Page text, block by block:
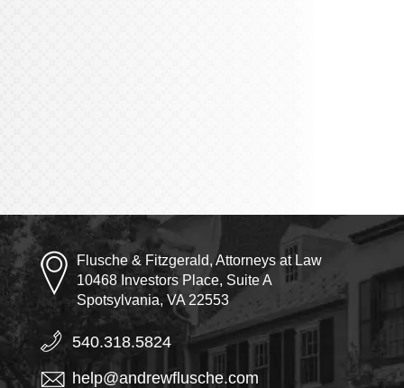
Flusche & Fitzgerald, Attorneys at Law
10468 Investors Place, Suite A
Spotsylvania, VA 22553
540.318.5824
help@andrewflusche.com